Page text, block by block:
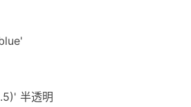
半透明